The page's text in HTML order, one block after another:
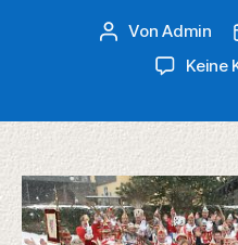
Beitragsautor
VonAdmin
Keine